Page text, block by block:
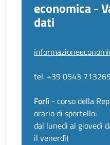
economica -
dati
tel. +39 0543 713265
Forlì - corso della
orario di sportello:
dal lunedì al giovedì
il venerdì)